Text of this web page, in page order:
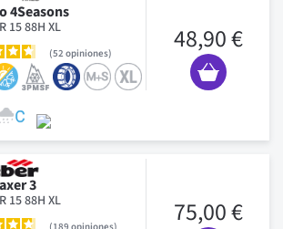
4Seasons
15 88H XL
52 opiniones 48,90 €
3
15 88H XL 75,00 €